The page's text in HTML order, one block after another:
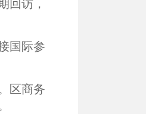
回访，
国际参
区商务